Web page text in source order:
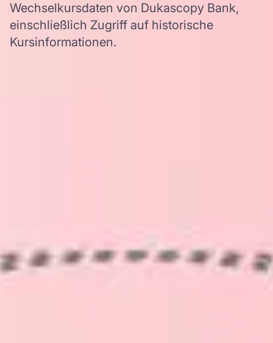
Wechselkursdaten von Dukascopy Bank,
einschließlich Zugriff auf historische
Kursinformationen.